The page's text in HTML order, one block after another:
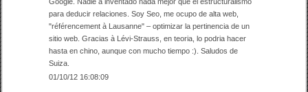
para deducir relaciones. Soy Seo, me ocupo de alta web,
"référencement à Lausanne" – optimizar la pertinencia de un
sitio web. Gracias à Lévi-Strauss, en teoria, lo podria hacer
hasta en chino, aunque con mucho tiempo :). Saludos de
Suiza.
01/10/12 16:08:09